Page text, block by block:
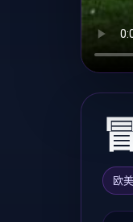
欧美